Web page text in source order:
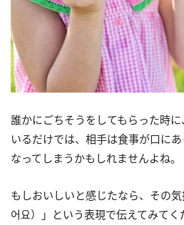
誰かにごちそうをしてもらった時
いるだけでは、相手は食事が口に
なってしまうかもしれませんよね。
もしおいしいと感じたなら、その
어요）」という表現で伝えてみて